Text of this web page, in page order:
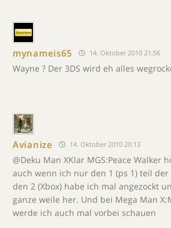
mynameis65 14. Oktober 2010 21:56
Wayne ? Der 3DS wird eh alles
Avianize 14. Oktober 2010 20:13
@Deku Man XKlar MGS:Peace Walker
auch wenn ich nur den 1 (ps 1) teil der
den 2 (Xbox) habe ich mal angezockt
ganze weile her. Und bei Mega Man
werde ich auch mal vorbei schauen